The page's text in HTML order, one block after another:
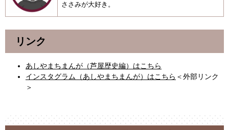
ささみが大好き。
リンク
あしやまちまんが（芦屋歴史編）はこちら
インスタグラム（あしやまちまんが）はこちら ＜外部リンク
＞